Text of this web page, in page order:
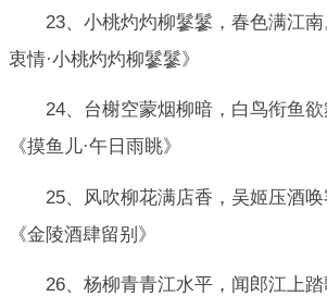
23、小桃灼灼柳鬖鬖，春色满江
衷情·小桃灼灼柳鬖鬖》
24、台榭空蒙烟柳暗，白鸟衔鱼
《摸鱼儿·午日雨眺》
25、风吹柳花满店香，吴姬压酒
《金陵酒肆留别》
26、杨柳青青江水平，闻郎江上